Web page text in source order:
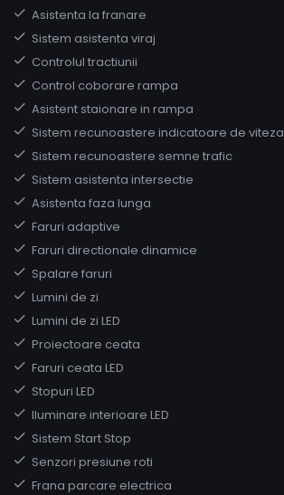
Asistenta la franare
Sistem asistenta viraj
Controlul tractiunii
Control coborare rampa
Asistent staionare in rampa
Sistem recunoastere indicatoare de viteza
Sistem recunoastere semne trafic
Sistem asistenta intersectie
Asistenta faza lunga
Faruri adaptive
Faruri directionale dinamice
Spalare faruri
Lumini de zi
Lumini de zi LED
Proiectoare ceata
Faruri ceata LED
Stopuri LED
Iluminare interioare LED
Sistem Start Stop
Senzori presiune roti
Frana parcare electrica